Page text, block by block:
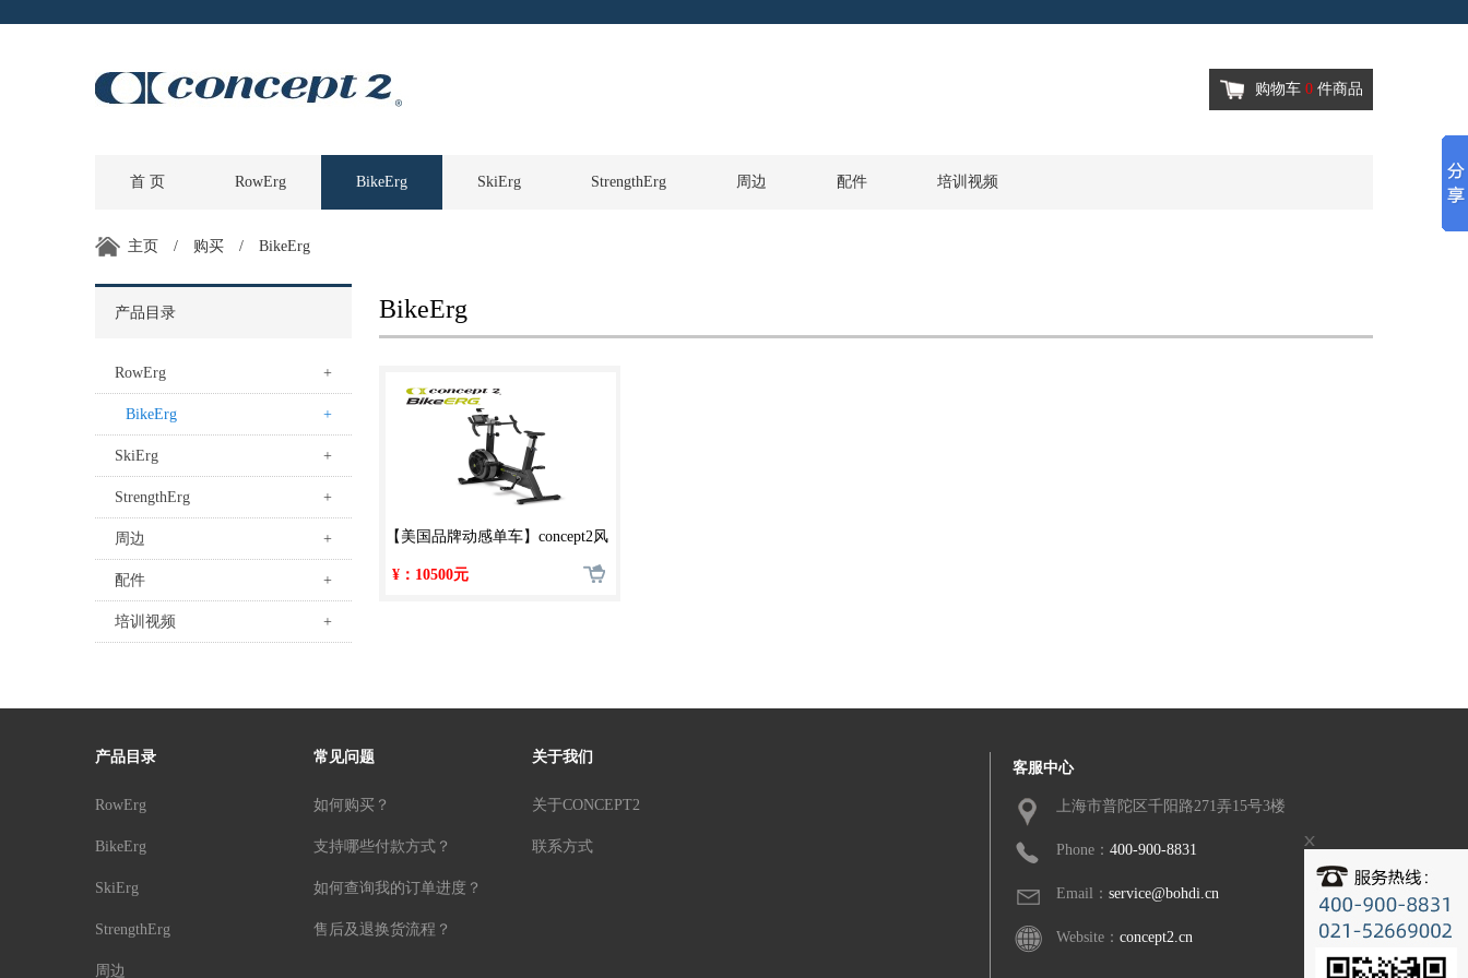
购物车 0 件商品
首 页 RowErg BikeErg SkiErg StrengthErg 周边 配件 培训视频
主页 / 购买 / BikeErg
产品目录
RowErg +
BikeErg +
SkiErg +
StrengthErg +
周边 +
配件 +
培训视频 +
BikeErg
【美国品牌动感单车】concept2风
阻动感单车 智能家用商用均可使
¥：10500元
产品目录
RowErg
BikeErg
SkiErg
StrengthErg
周边
常见问题
如何购买？
支持哪些付款方式？
如何查询我的订单进度？
售后及退换货流程？
关于我们
关于CONCEPT2
联系方式
客服中心
上海市普陀区千阳路271弄15号3楼
Phone： 400-900-8831
Email： service@bohdi.cn
Website： concept2.cn